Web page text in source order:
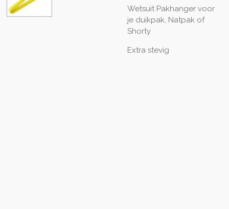
Wetsuit Pakhanger voor
je duikpak, Natpak of
Shorty
Extra stevig